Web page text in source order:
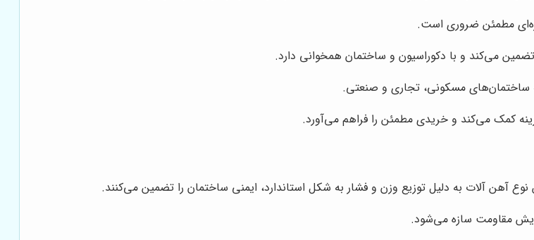
مطمئن ضروری است.
تضمین می‌کند و با دکوراسیون و ساختمان همخوانی دارد.
ساختمان‌های مسکونی، تجاری و صنعتی.
کمک می‌کند و خریدی مطمئن را فراهم می‌آورد.
آهن آلات به دلیل توزیع وزن و فشار به شکل استاندارد، ایمنی ساختمان را تضمین می‌کنند.
مقاومت سازه می‌شود.